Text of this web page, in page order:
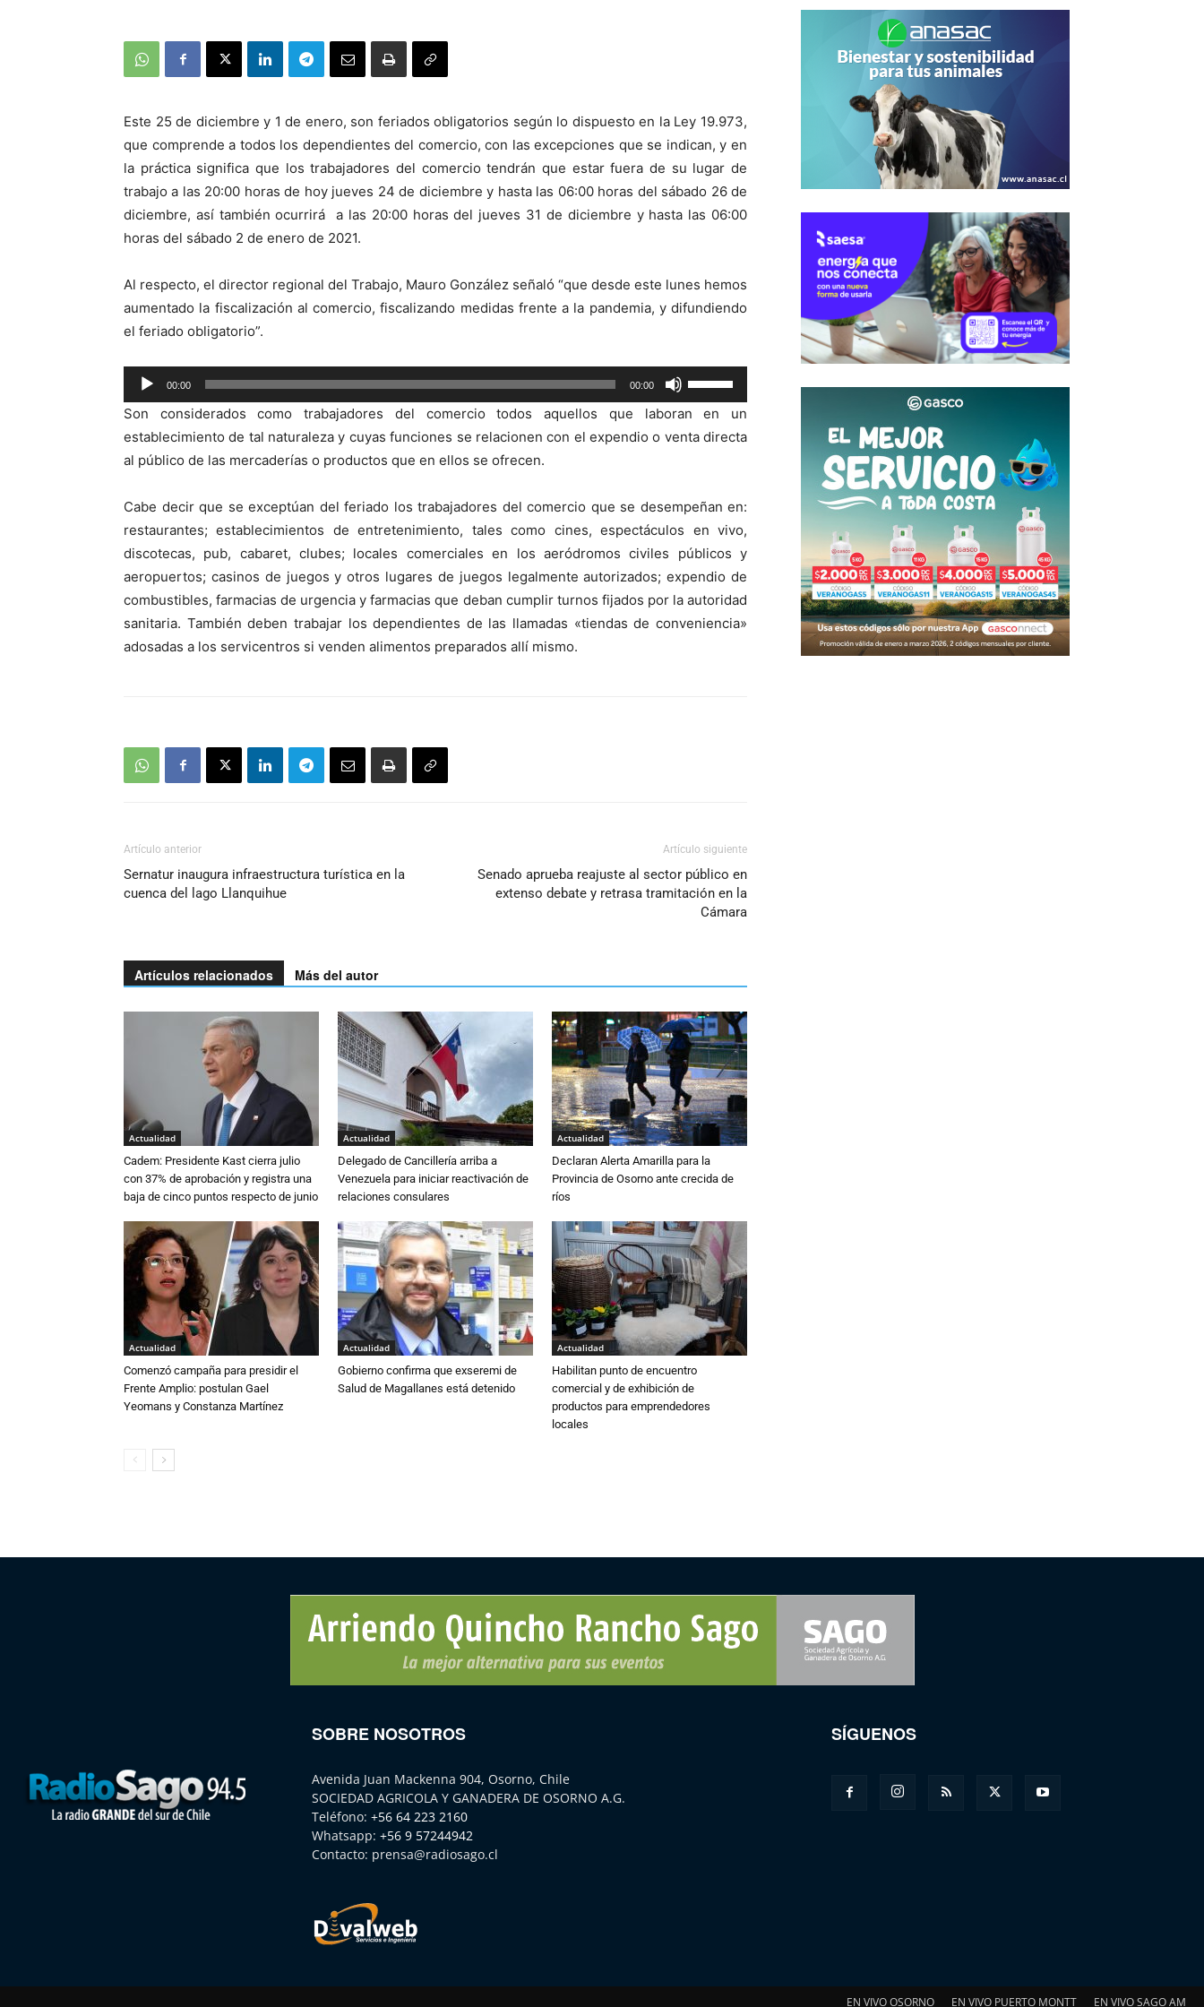
Este 25 de diciembre y 1 de enero, son feriados obligatorios según lo dispuesto en la Ley 19.973,
que comprende a todos los dependientes del comercio, con las excepciones que se indican, y en
la práctica significa que los trabajadores del comercio tendrán que estar fuera de su lugar de
trabajo a las 20:00 horas de hoy jueves 24 de diciembre y hasta las 06:00 horas del sábado 26 de
diciembre, así también ocurrirá a las 20:00 horas del jueves 31 de diciembre y hasta las 06:00
horas del sábado 2 de enero de 2021.
Al respecto, el director regional del Trabajo, Mauro González señaló “que desde este lunes hemos
aumentado la fiscalización al comercio, fiscalizando medidas frente a la pandemia, y difundiendo
el feriado obligatorio”.
Reproductor
de
audio
00:00 00:00
Utiliza
las
teclas
de
para
aumentar
o
disminuir
el
volumen.
Son considerados como trabajadores del comercio todos aquellos que laboran en un
establecimiento de tal naturaleza y cuyas funciones se relacionen con el expendio o venta directa
al público de las mercaderías o productos que en ellos se ofrecen.
Cabe decir que se exceptúan del feriado los trabajadores del comercio que se desempeñan en:
restaurantes; establecimientos de entretenimiento, tales como cines, espectáculos en vivo,
discotecas, pub, cabaret, clubes; locales comerciales en los aeródromos civiles públicos y
aeropuertos; casinos de juegos y otros lugares de juegos legalmente autorizados; expendio de
combustibles, farmacias de urgencia y farmacias que deban cumplir turnos fijados por la autoridad
sanitaria. También deben trabajar los dependientes de las llamadas «tiendas de conveniencia»
adosadas a los servicentros si venden alimentos preparados allí mismo.
Artículo anterior
Sernatur inaugura infraestructura turística en la
cuenca del lago Llanquihue
Artículo siguiente
Senado aprueba reajuste al sector público en
extenso debate y retrasa tramitación en la
Cámara
Artículos relacionados Más del autor
Actualidad
Cadem: Presidente Kast cierra julio
con 37% de aprobación y registra una
baja de cinco puntos respecto de junio
Actualidad
Delegado de Cancillería arriba a
Venezuela para iniciar reactivación de
relaciones consulares
Actualidad
Declaran Alerta Amarilla para la
Provincia de Osorno ante crecida de
ríos
Actualidad
Comenzó campaña para presidir el
Frente Amplio: postulan Gael
Yeomans y Constanza Martínez
Actualidad
Gobierno confirma que exseremi de
Salud de Magallanes está detenido
Actualidad
Habilitan punto de encuentro
comercial y de exhibición de
productos para emprendedores
locales
SOBRE NOSOTROS
Avenida Juan Mackenna 904, Osorno, Chile
SOCIEDAD AGRICOLA Y GANADERA DE OSORNO A.G.
Teléfono: +56 64 223 2160
Whatsapp: +56 9 57244942
Contacto: prensa@radiosago.cl
SÍGUENOS
EN VIVO OSORNO EN VIVO PUERTO MONTT EN VIVO SAGO AM